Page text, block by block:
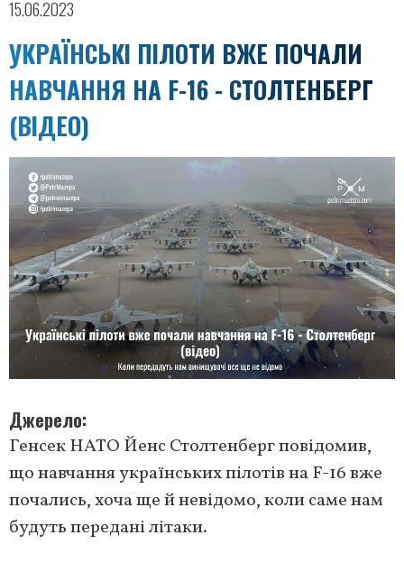
15.06.2023
УКРАЇНСЬКІ ПІЛОТИ ВЖЕ ПОЧАЛИ
НАВЧАННЯ НА F-16 - СТОЛТЕНБЕРГ
(ВІДЕО)
Джерело
Генсек НАТО Йенс Столтенберг повідомив,
що навчання українських пілотів на F-16 вже
почались, хоча ще й невідомо, коли саме нам
будуть передані літаки.